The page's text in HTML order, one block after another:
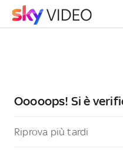
Ooooops! Si è
Riprova più tardi